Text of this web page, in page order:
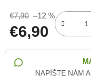
€7,90 –12 %
€6,90
NAPÍŠTE NÁM